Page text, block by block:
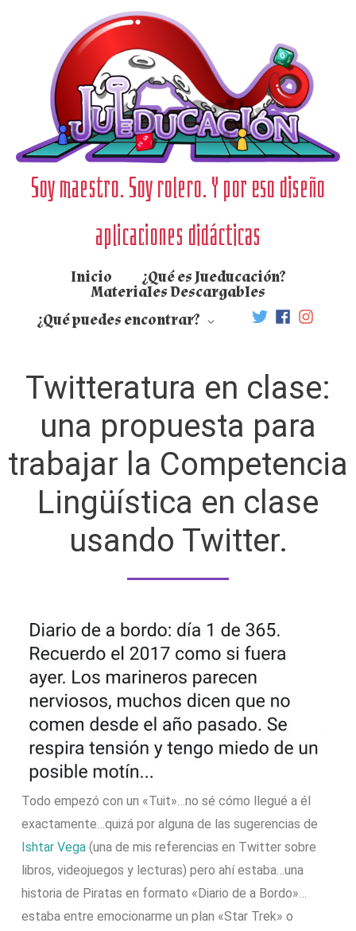
Soy maestro. Soy rolero. Y por eso diseño
aplicaciones didácticas
Inicio ¿Qué es Jueducación?
Materiales Descargables
¿Qué puedes encontrar?
Twitteratura en clase:
una propuesta para
trabajar la Competencia
Lingüística en clase
usando Twitter.
Todo empezó con un «Tuit»…no sé cómo llegué a él
exactamente…quizá por alguna de las sugerencias de
Ishtar Vega (una de mis referencias en Twitter sobre
libros, videojuegos y lecturas) pero ahí estaba…una
historia de Piratas en formato «Diario de a Bordo»…
estaba entre emocionarme un plan «Star Trek» o